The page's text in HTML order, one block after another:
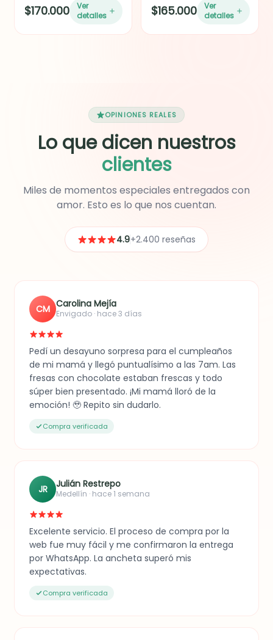
tendencia, ideal para
organizar y llevar lo
esencial en el día a día.
Ibérico, salami o chorizo
español importado, Uvas
verdes o moradas según
disponibilidad y
chocolate importado).
Ideal para cumpleaños,
agradecimientos,
celebraciones
simplemente para
sorprender a alguien
$170.000
Ver
detalles
$165.000
Ver
detalles
OPINIONES REALES
Lo que dicen nuestros
clientes
Miles de momentos especiales entregados con
amor. Esto es lo que nos cuentan.
4.9+2.400 reseñas
CM Carolina Mejía
Envigado · hace 3 días
Pedí un desayuno sorpresa para el cumpleaños
de mi mamá y llegó puntualísimo a las 7am. Las
fresas con chocolate estaban frescas y todo
súper bien presentado. ¡Mi mamá lloró de la
emoción! 🥹 Repito sin dudarlo.
Compra verificada
JR Julián Restrepo
Medellín · hace 1 semana
Excelente servicio. El proceso de compra por la
web fue muy fácil y me confirmaron la entrega
por WhatsApp. La ancheta superó mis
expectativas.
Compra verificada